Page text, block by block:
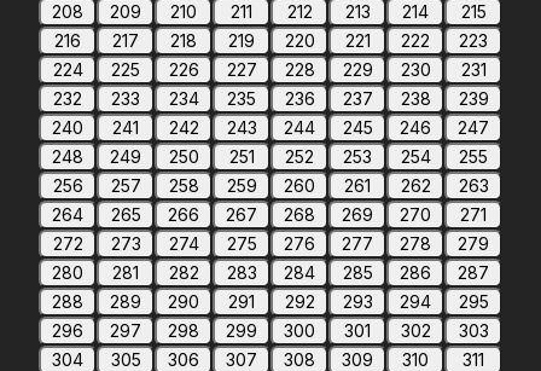
208
209 210 211 212 213 214
215
216
217 218 219 220 221 222
223
224
225 226 227 228 229 230
231
232
233 234 235 236 237 238
239
240
241 242 243 244 245 246
247
248
249 250 251 252 253 254
255
256
257 258 259 260 261 262
263
264
265 266 267 268 269 270
271
272
273 274 275 276 277 278
279
280
281 282 283 284 285 286
287
288
289 290 291 292 293 294
295
296
297 298 299 300 301 302
303
304
305 306 307 308 309 310
311